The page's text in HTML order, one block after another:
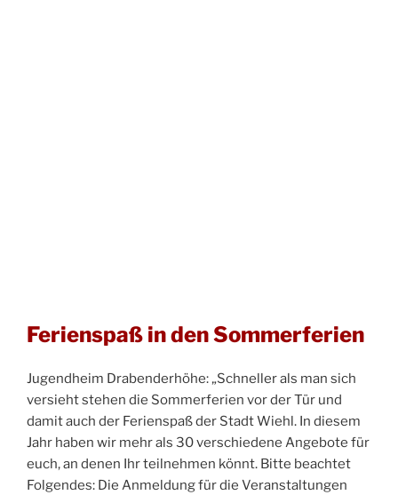
Ferienspaß in den Sommerferien
Jugendheim Drabenderhöhe: „Schneller als man sich
versieht stehen die Sommerferien vor der Tür und
damit auch der Ferienspaß der Stadt Wiehl. In diesem
Jahr haben wir mehr als 30 verschiedene Angebote für
euch, an denen Ihr teilnehmen könnt. Bitte beachtet
Folgendes: Die Anmeldung für die Veranstaltungen